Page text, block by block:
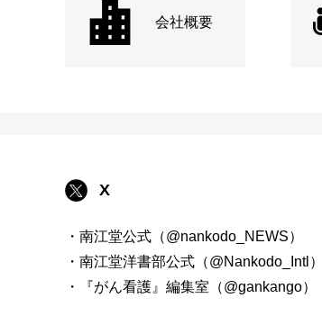
会社概要
X
・南江堂公式（@nankodo_NEWS）
・南江堂洋書部公式（@Nankodo_Intl）
・『がん看護』編集室（@gankango）